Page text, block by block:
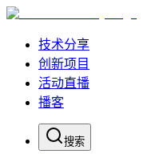
技术分享
创新项目
活动直播
播客
搜索